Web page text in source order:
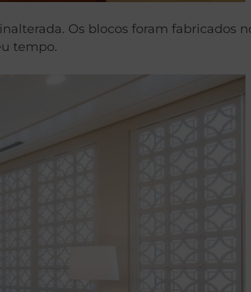
Os blocos foram fabricados
tempo.